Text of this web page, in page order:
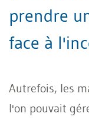
prendre
face à
Autrefois, les
l'on pouvait